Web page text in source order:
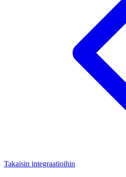
Takaisin integraatioihin